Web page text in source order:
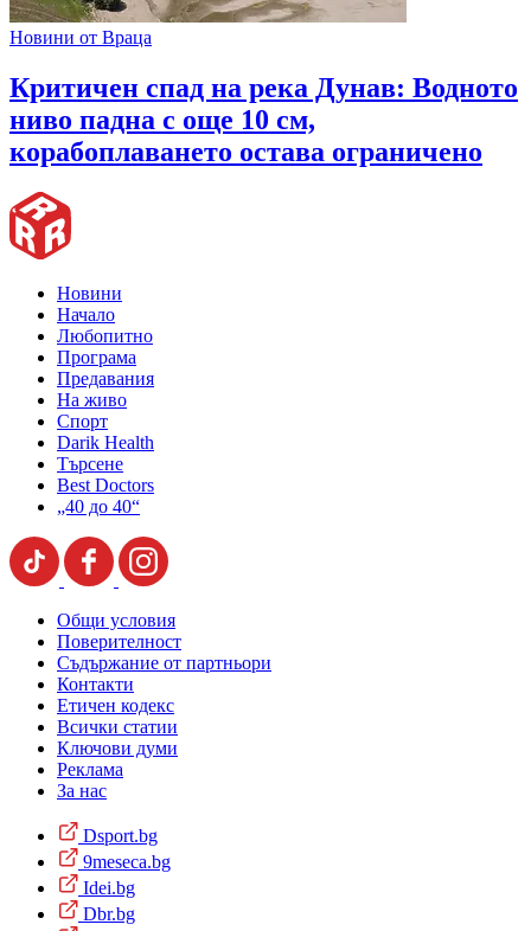
Новини от Враца
Критичен спад на река Дунав: Водното
ниво падна с още 10 см,
корабоплаването остава ограничено
Новини
Начало
Любопитно
Програма
Предавания
На живо
Спорт
Darik Health
Търсене
Best Doctors
„40 до 40“
Общи условия
Поверителност
Съдържание от партньори
Контакти
Етичен кодекс
Всички статии
Ключови думи
Реклама
За нас
Dsport.bg
9meseca.bg
Idei.bg
Dbr.bg